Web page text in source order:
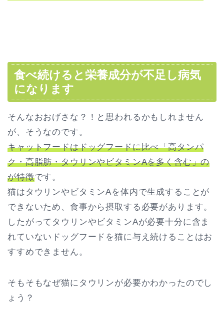
食べ続けると栄養成分が不足し病気
になります
そんなおおげさな？！と思われるかもしれません
が、そうなのです。
キャットフードはドッグフードに比べ「高タンパ
ク・高脂肪・タウリンやビタミンAを多く含む」の
が特徴です。
猫はタウリンやビタミンAを体内で生成することが
できないため、食事から摂取する必要があります。
したがってタウリンやビタミンAが必要十分に含ま
れていないドッグフードを猫に与え続けることはお
すすめできません。
そもそもなぜ猫にタウリンが必要かわかったのでし
ょう？